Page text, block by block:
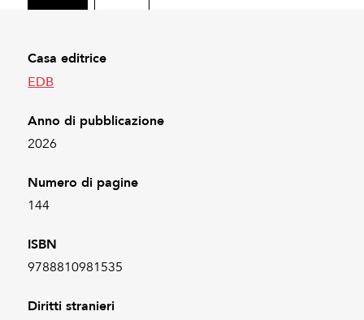
Casa editrice
EDB
Anno di pubblicazione
2026
Numero di pagine
144
ISBN
9788810981535
Diritti stranieri